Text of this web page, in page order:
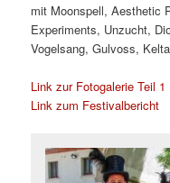
mit Moonspell, Aesthetic
Experiments, Unzucht,
Vogelsang, Gulvoss,
Link zur Fotogalerie Teil 1
Link zum Festivalbericht